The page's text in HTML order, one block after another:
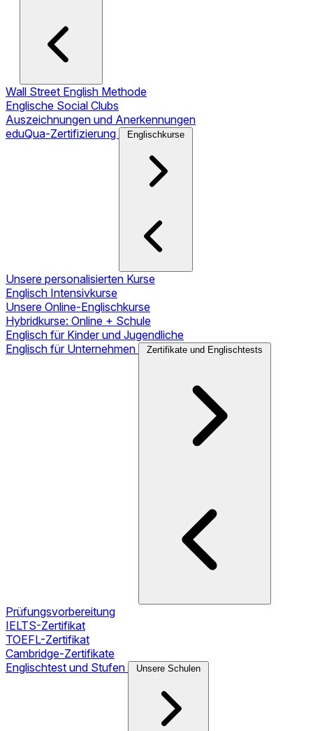
Wall Street English Methode
Englische Social Clubs
Auszeichnungen und Anerkennungen
eduQua-Zertifizierung
Englischkurse
Unsere personalisierten Kurse
Englisch Intensivkurse
Unsere Online-Englischkurse
Hybridkurse: Online + Schule
Englisch für Kinder und Jugendliche
Englisch für Unternehmen
Zertifikate und Englischtests
Prüfungsvorbereitung
IELTS-Zertifikat
TOEFL-Zertifikat
Cambridge-Zertifikate
Englischtest und Stufen
Unsere Schulen